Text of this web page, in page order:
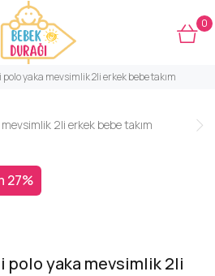
0
yaka mevsimlik 2li erkek bebe takım
27%
polo yaka mevsimlik 2li